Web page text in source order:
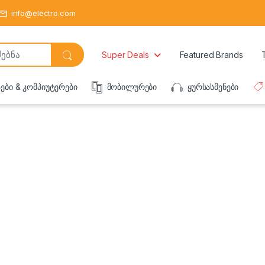
info@electro.com
Super Deals Featured Brands
& კომპიუტერები მობილურები ყურსასმენები